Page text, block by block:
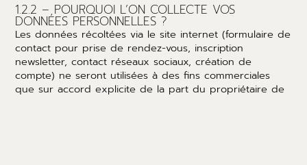
1.2.2 – POURQUOI L’ON COLLECTE VOS
DONNÉES PERSONNELLES ?
Les données récoltées via le site internet (formulaire de
contact pour prise de rendez-vous, inscription
newsletter, contact réseaux sociaux, création de
compte) ne seront utilisées à des fins commerciales
que sur accord explicite de la part du propriétaire de